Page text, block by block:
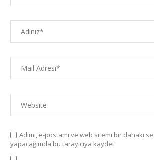
Adımı, e-postamı ve web sitemi bir dahaki
yapacağımda bu tarayıcıya kaydet.